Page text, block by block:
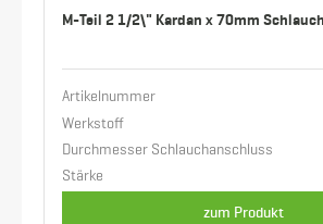
M-Teil 2 1/2\" Kardan x 70mm
Artikelnummer
Werkstoff
Durchmesser Schlauchanschluss
Stärke
zum Produkt